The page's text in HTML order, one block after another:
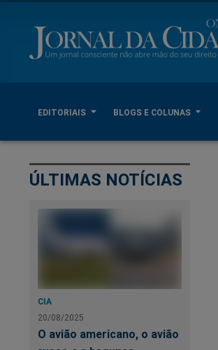
EDITORIAIS BLOGS E COLUNAS
ÚLTIMAS NOTÍCIAS
CIA
20/08/2025
O avião americano, o avião